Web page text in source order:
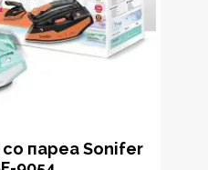
пареа Sonifer